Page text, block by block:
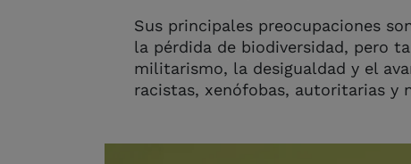
Sus principales preocupaciones
la pérdida de biodiversidad, pero
militarismo, la desigualdad y el
racistas, xenófobas, autoritarias y